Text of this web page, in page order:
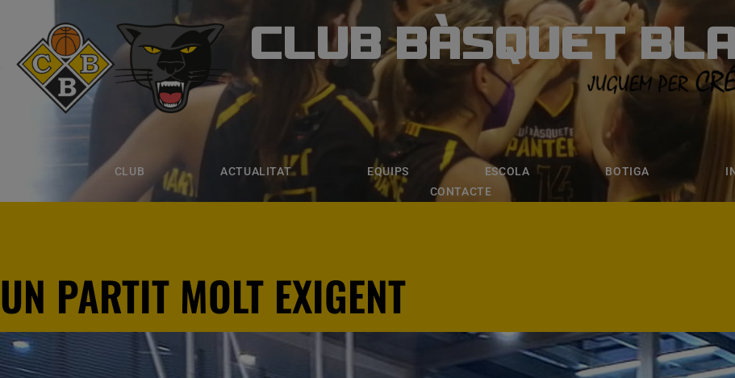
CLUB BÀSQUET
CLUB ACTUALITAT EQUIPS ESCOLA BOTIGA
CONTACTE
CLUB BÀSQUET
ACTUALITAT ESCOLA BOTIGA
UN PARTIT MOLT EXIGENT